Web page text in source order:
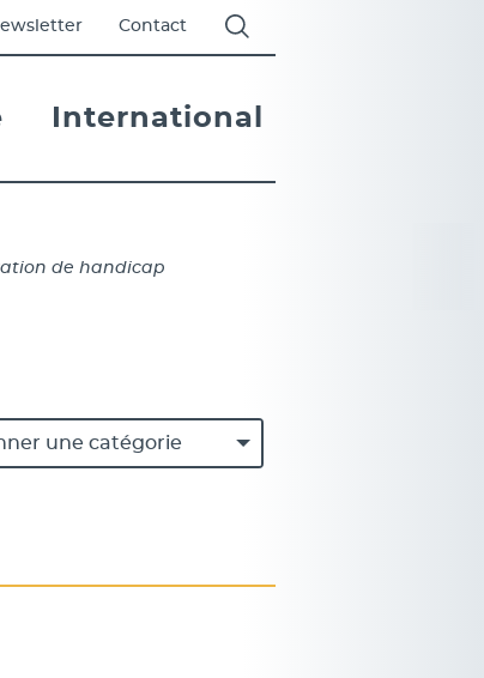
Contact
International
de handicap